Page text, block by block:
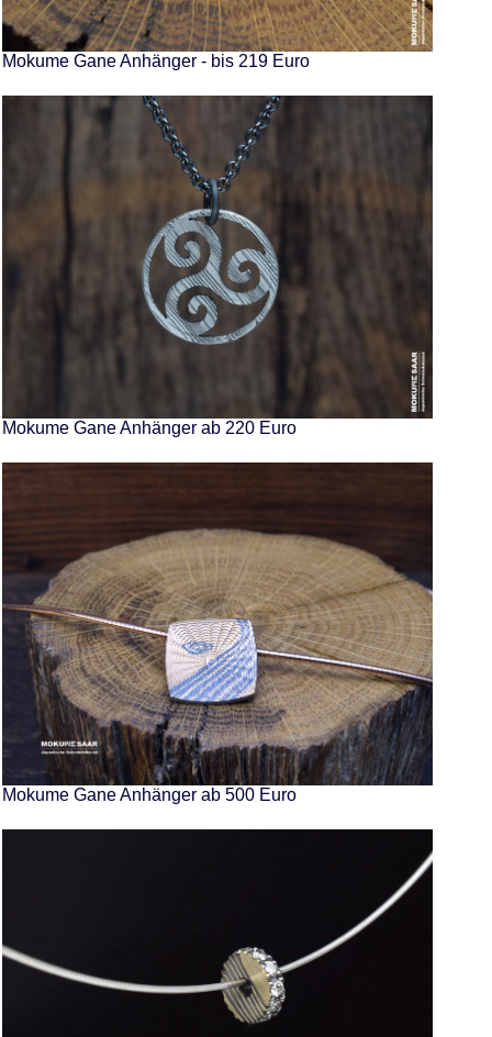
Mokume Gane Anhänger - bis 219 Euro
Mokume Gane Anhänger ab 220 Euro
Mokume Gane Anhänger ab 500 Euro